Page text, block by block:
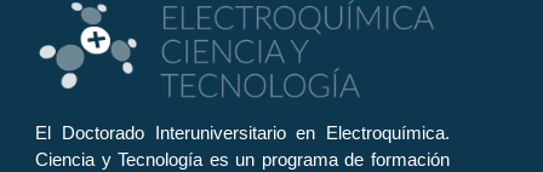
El Doctorado Interuniversitario en Electroquímica.
Ciencia y Tecnología es un programa de formación